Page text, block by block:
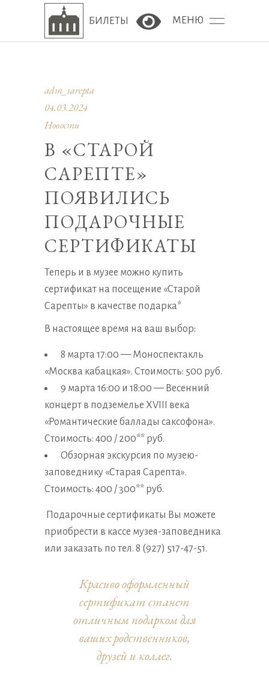
БИЛЕТЫ Версия сайта для
МЕНЮ
adm_sarepta
04.03.2024
Новости
В «СТАРОЙ
САРЕПТЕ»
ПОЯВИЛИСЬ
ПОДАРОЧНЫЕ
СЕРТИФИКАТЫ
Теперь и в музее можно купить
сертификат на посещение «Старой
Сарепты» в качестве подарка*
В настоящее время на ваш выбор:
8 марта 17:00— Моноспектакль
«Москва кабацкая». Стоимость: 500 руб.
9 марта 16:00 и 18:00— Весенний
концерт в подземелье XVIII века
«Романтические баллады саксофона».
Стоимость: 400 / 200** руб.
Обзорная экскурсия по музею-
заповеднику «Старая Сарепта».
Стоимость: 400 / 300** руб.
Подарочные сертификаты Вы можете
приобрести в кассе музея-заповедника
или заказать по тел. 8 (927) 517-47-51.
Красиво оформленный
сертификат станет
отличным подарком для
ваших родственников,
друзей и коллег.